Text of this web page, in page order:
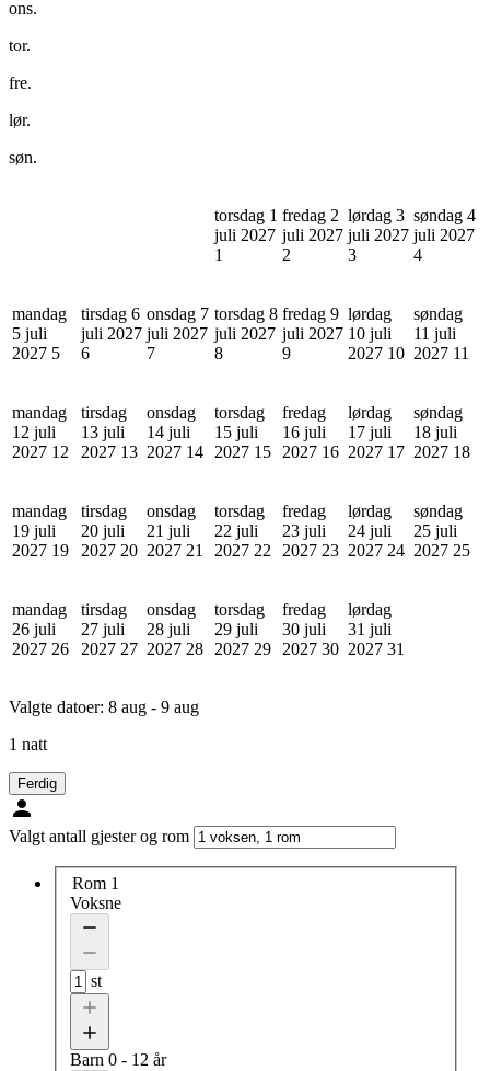
ons.
tor.
fre.
lør.
søn.
torsdag 1
juli 2027
1
fredag 2
juli 2027
2
lørdag 3
juli 2027
3
søndag 4
juli 2027
4
mandag
5 juli
2027 5
tirsdag 6
juli 2027
6
onsdag 7
juli 2027
7
torsdag 8
juli 2027
8
fredag 9
juli 2027
9
lørdag
10 juli
2027 10
søndag
11 juli
2027 11
mandag
12 juli
2027 12
tirsdag
13 juli
2027 13
onsdag
14 juli
2027 14
torsdag
15 juli
2027 15
fredag
16 juli
2027 16
lørdag
17 juli
2027 17
søndag
18 juli
2027 18
mandag
19 juli
2027 19
tirsdag
20 juli
2027 20
onsdag
21 juli
2027 21
torsdag
22 juli
2027 22
fredag
23 juli
2027 23
lørdag
24 juli
2027 24
søndag
25 juli
2027 25
mandag
26 juli
2027 26
tirsdag
27 juli
2027 27
onsdag
28 juli
2027 28
torsdag
29 juli
2027 29
fredag
30 juli
2027 30
lørdag
31 juli
2027 31
Valgte datoer: 8 aug - 9 aug
1 natt
Ferdig
Valgt antall gjester og rom
Rom 1
Voksne
st
Barn 0 - 12 år